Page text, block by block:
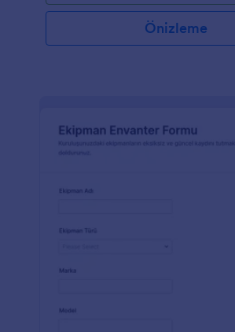
Önizleme